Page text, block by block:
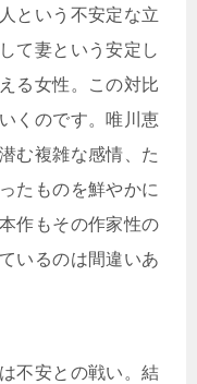
という不安定な立
て妻という安定し
る女性。この対比
くのです。唯川恵
む複雑な感情、た
たものを鮮やかに
作もその作家性の
いるのは間違いあ
不安との戦い。結